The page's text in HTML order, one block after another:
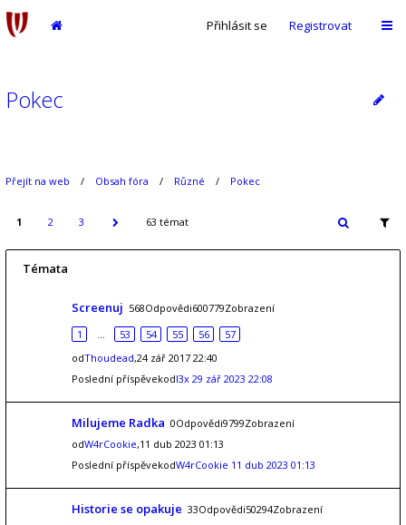
Přihlásit se Registrovat
Pokec
Přejít na web Obsah fóra Různé Pokec
1 2 3 63 témat
Témata
Screenuj 568Odpovědi600779Zobrazení
1
… 53 54 55 56
57
odThoudead,24 zář 2017 22:40
Poslední příspěvekodl3x 29 zář 2023 22:08
Milujeme Radka 0Odpovědi9799Zobrazení
odW4rCookie,11 dub 2023 01:13
Poslední příspěvekodW4rCookie 11 dub 2023 01:13
Historie se opakuje 33Odpovědi50294Zobrazení